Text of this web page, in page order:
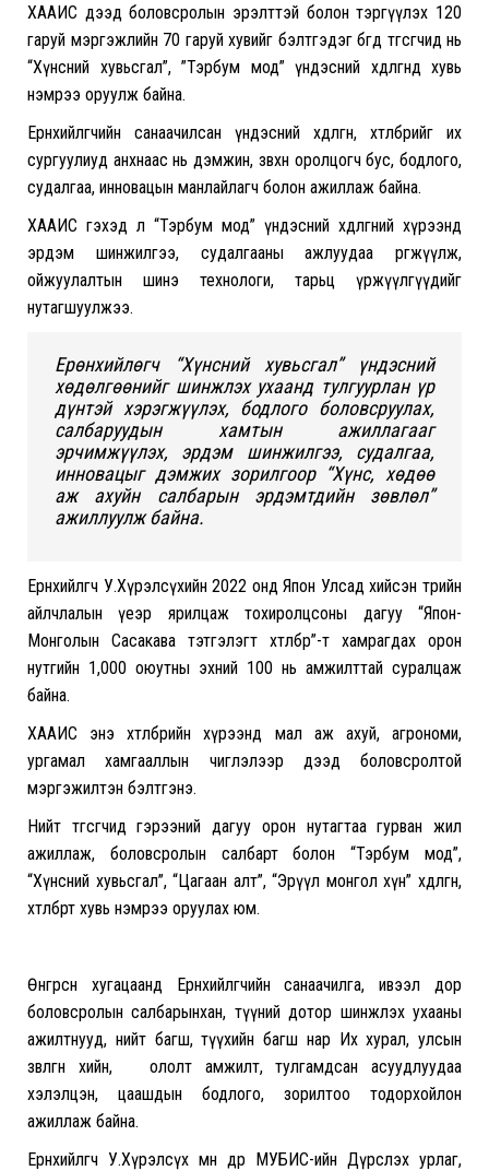
ХААИС дээд боловсролын эрэлттэй болон тэргүүлэх 120
гаруй мэргэжлийн 70 гаруй хувийг бэлтгэдэг бөгөөд төгсөгчид нь
“Хүнсний хувьсгал”, ”Тэрбум мод” үндэсний хөдөлгөөнд хувь
нэмрээ оруулж байна.
Ерөнхийлөгчийн санаачилсан үндэсний хөдөлгөөн, хөтөлбөрийг их
сургуулиуд анхнаас нь дэмжин, зөвхөн оролцогч бус, бодлого,
судалгаа, инновацын манлайлагч болон ажиллаж байна.
ХААИС гэхэд л “Тэрбум мод” үндэсний хөдөлгөөний хүрээнд
эрдэм шинжилгээ, судалгааны ажлуудаа өргөжүүлж,
ойжуулалтын шинэ технологи, тарьц үржүүлгүүдийг
нутагшуулжээ.
Ерөнхийлөгч “Хүнсний хувьсгал” үндэсний
хөдөлгөөнийг шинжлэх ухаанд тулгуурлан үр
дүнтэй хэрэгжүүлэх, бодлого боловсруулах,
салбаруудын хамтын ажиллагааг
эрчимжүүлэх, эрдэм шинжилгээ, судалгаа,
инновацыг дэмжих зорилгоор “Хүнс, хөдөө
аж ахуйн салбарын эрдэмтдийн зөвлөл”
ажиллуулж байна.
Ерөнхийлөгч У.Хүрэлсүхийн 2022 онд Япон Улсад хийсэн төрийн
айлчлалын үеэр ярилцаж тохиролцсоны дагуу “Япон-
Монголын Сасакава тэтгэлэгт хөтөлбөр”-т хамрагдах орон
нутгийн 1,000 оюутны эхний 100 нь амжилттай суралцаж
байна.
ХААИС энэ хөтөлбөрийн хүрээнд мал аж ахуй, агрономи,
ургамал хамгааллын чиглэлээр дээд боловсролтой
мэргэжилтэн бэлтгэнэ.
Нийт төгсөгчид гэрээний дагуу орон нутагтаа гурван жил
ажиллаж, боловсролын салбарт болон “Тэрбум мод”,
“Хүнсний хувьсгал”, “Цагаан алт”, “Эрүүл монгол хүн” хөдөлгөөн,
хөтөлбөрт хувь нэмрээ оруулах юм.
Өнгөрсөн хугацаанд Ерөнхийлөгчийн санаачилга, ивээл дор
боловсролын салбарынхан, түүний дотор шинжлэх ухааны
ажилтнууд, нийт багш, түүхийн багш нар Их хурал, улсын
зөвлөгөөнөө хийн, ололт амжилт, тулгамдсан асуудлуудаа
хэлэлцэн, цаашдын бодлого, зорилтоо тодорхойлон
ажиллаж байна.
Ерөнхийлөгч У.Хүрэлсүх мөн өдөр МУБИС-ийн Дүрслэх урлаг,